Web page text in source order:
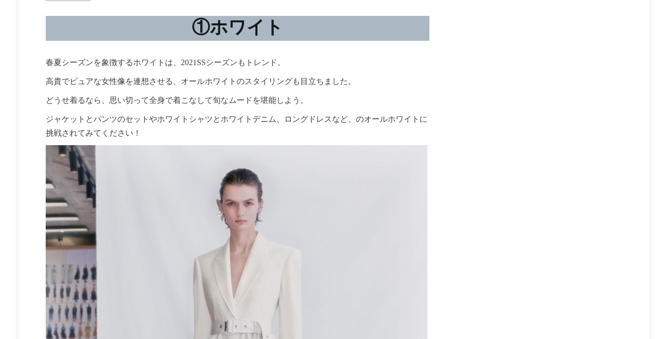
①ホワイト
春夏シーズンを象徴するホワイトは、2021SSシーズンもトレンド。
高貴でピュアな女性像を連想させる、オールホワイトのスタイリングも目立ちました。
どうせ着るなら、思い切って全身で着こなして旬なムードを堪能しよう。
ジャケットとパンツのセットやホワイトシャツとホワイトデニム、ロングドレスなど、のオールホワイトに
挑戦されてみてください！